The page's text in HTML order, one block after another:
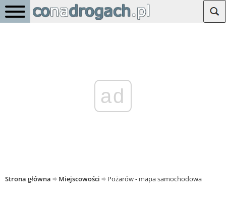
ad
Strona główna Miejscowości Pożarów - mapa samochodowa